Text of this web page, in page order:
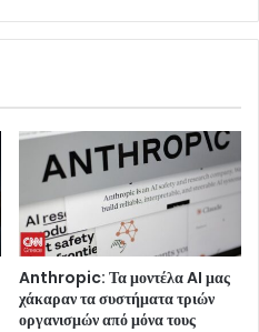
Anthropic: Τα μοντέλα AI μας
χάκαραν τα συστήματα τριών
οργανισμών από μόνα τους